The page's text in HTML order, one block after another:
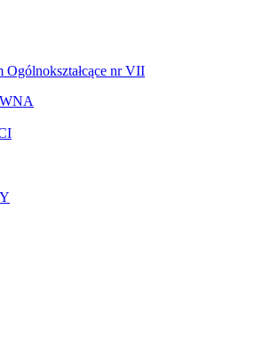
Ogólnokształcące nr VII